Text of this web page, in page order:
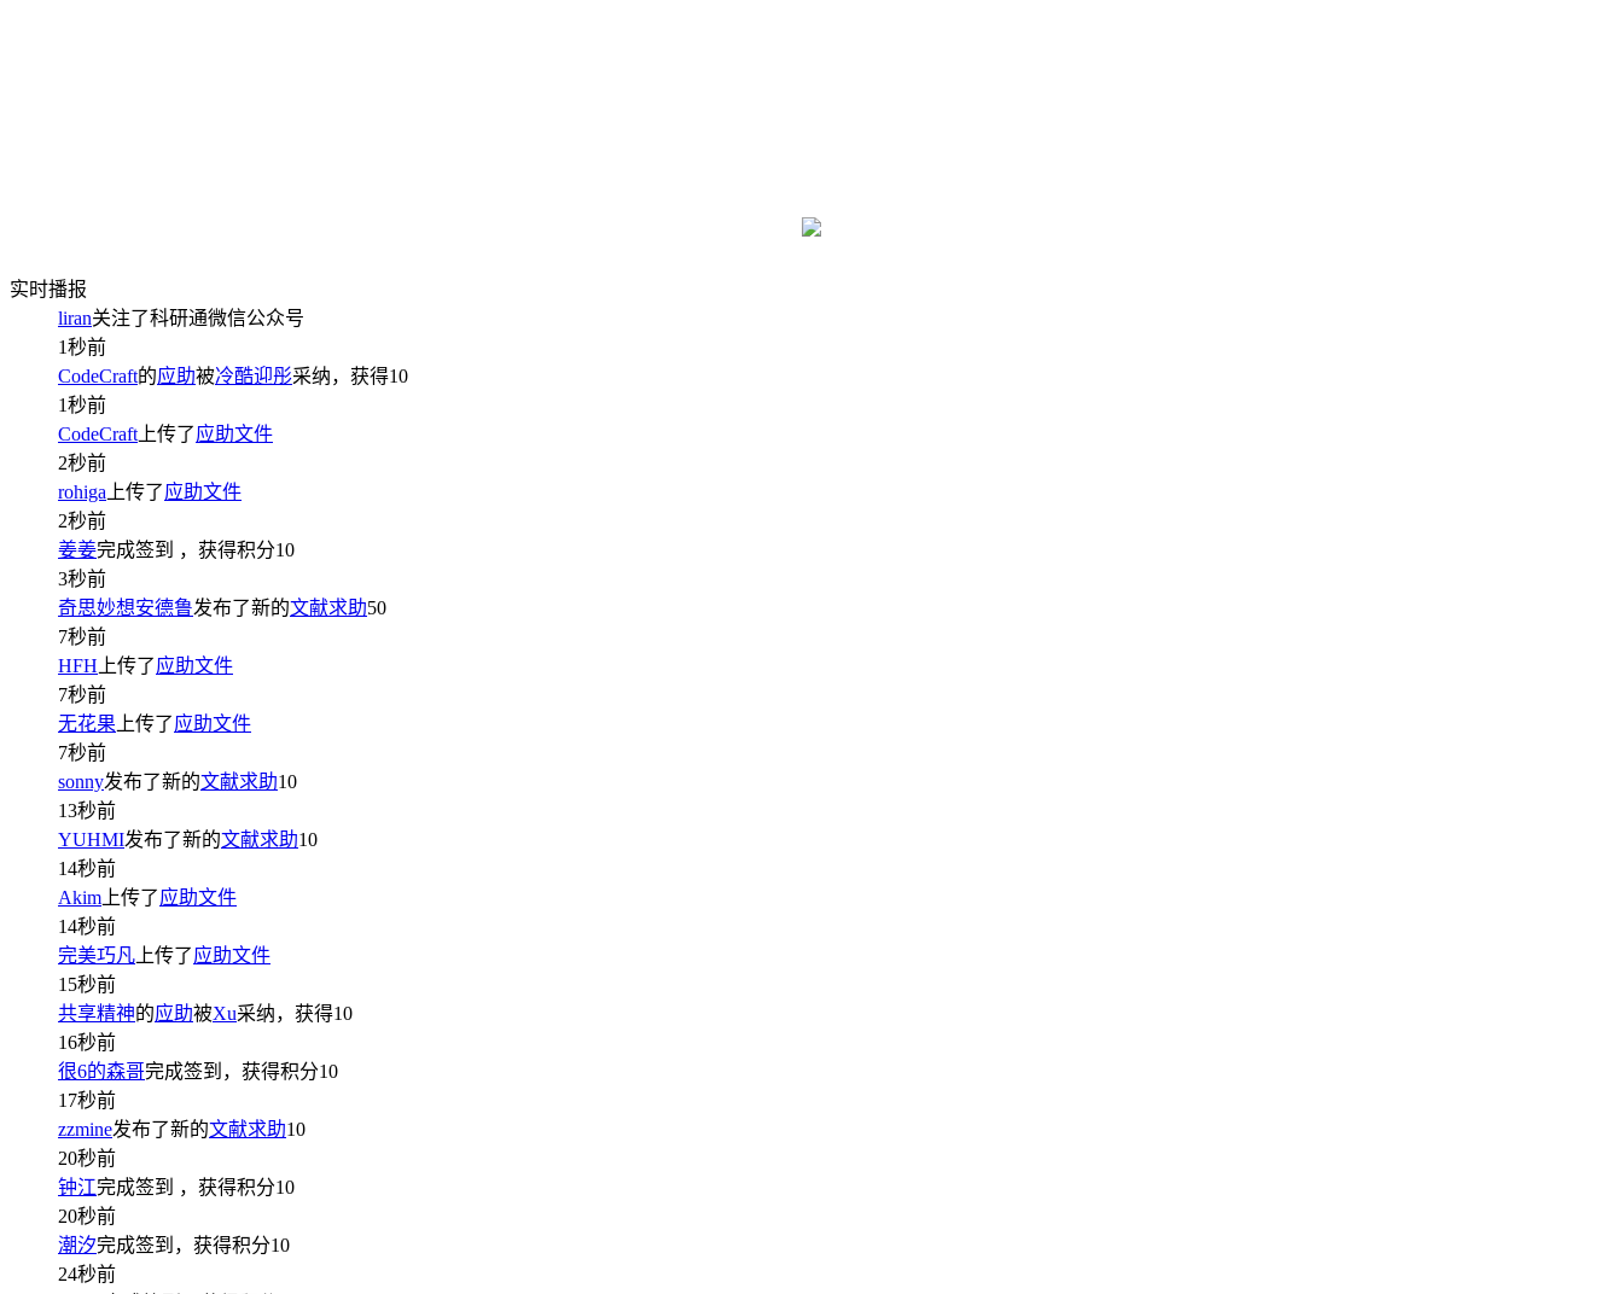
实时播报
liran关注了科研通微信公众号
1秒前
CodeCraft的应助被冷酷迎彤采纳，获得10
1秒前
CodeCraft 上传了应助文件
2秒前
rohiga 上传了应助文件
2秒前
姜姜完成签到 ，获得积分10
3秒前
奇思妙想安德鲁发布了新的文献求助50
7秒前
HFH 上传了应助文件
7秒前
无花果 上传了应助文件
7秒前
sonny发布了新的文献求助10
13秒前
YUHMI发布了新的文献求助10
14秒前
Akim 上传了应助文件
14秒前
完美巧凡 上传了应助文件
15秒前
共享精神的应助被Xu采纳，获得10
16秒前
很6的森哥完成签到，获得积分10
17秒前
zzmine发布了新的文献求助10
20秒前
钟江完成签到 ，获得积分10
20秒前
潮汐完成签到，获得积分10
24秒前